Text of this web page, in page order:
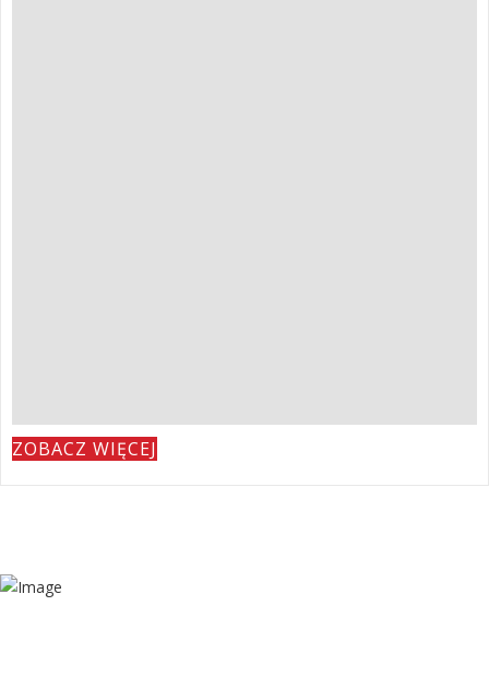
ZOBACZ WIĘCEJ